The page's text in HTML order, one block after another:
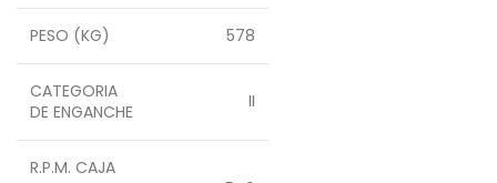
PESO (KG) 578
CATEGORIA
DE ENGANCHE
II
R.P.M. CAJA